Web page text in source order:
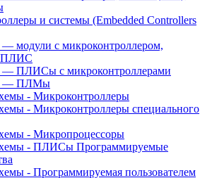
и системы (Embedded Controllers
— модули с микроконтроллером,
ПЛИС
— ПЛИСы с микроконтроллерами
— ПЛМы
- Микроконтроллеры
- Микроконтроллеры специального
- Микропроцессоры
- ПЛИСы Программируемые
- Программируемая пользователем